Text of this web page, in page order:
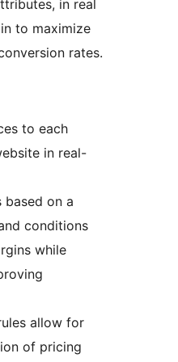
in real
to maximize
rates.
to each
in real-
based on a
conditions
while
allow for
of pricing